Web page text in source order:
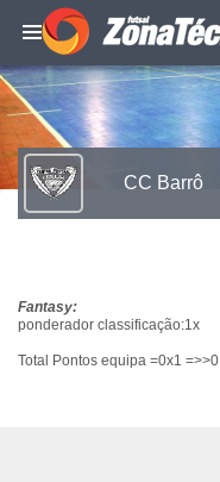
CC Barrô
Fantasy:
ponderador classificação:1x
Total Pontos equipa =0x1 =>>0